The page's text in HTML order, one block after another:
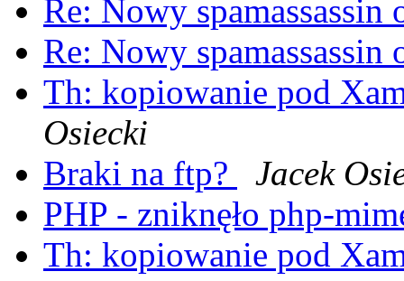
Re: Nowy spamassassin
Re: Nowy spamassassin
Th: kopiowanie pod
Osiecki
Braki na ftp?
Jacek
PHP - zniknęło php-
Th: kopiowanie pod